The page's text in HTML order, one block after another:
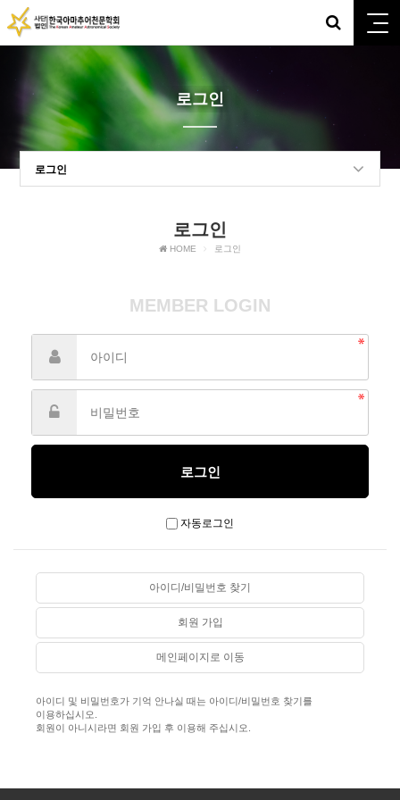
로그인
로그인
로그인
HOME 로그인
MEMBER LOGIN
자동로그인
아이디/비밀번호 찾기
회원 가입
메인페이지로 이동
아이디 및 비밀번호가 기억 안나실 때는 아이디/비밀번호 찾기를
이용하십시오.
회원이 아니시라면 회원 가입 후 이용해 주십시오.